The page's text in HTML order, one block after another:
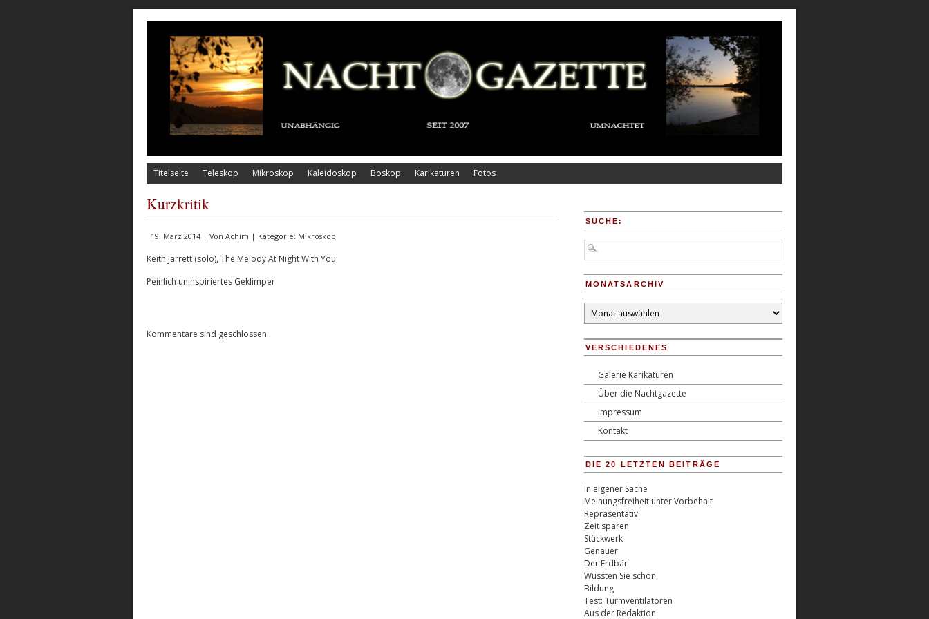
Titelseite Teleskop Mikroskop Kaleidoskop Boskop Karikaturen Fotos
Kurzkritik
19. März 2014 | Von Achim | Kategorie: Mikroskop
Keith Jarrett (solo), The Melody At Night With You:
Peinlich uninspiriertes Geklimper
Kommentare sind geschlossen
SUCHE:
MONATSARCHIV
Monatsarchiv
VERSCHIEDENES
Galerie Karikaturen
Über die Nachtgazette
Impressum
Kontakt
DIE 20 LETZTEN BEITRÄGE
In eigener Sache
Meinungsfreiheit unter Vorbehalt
Repräsentativ
Zeit sparen
Stückwerk
Genauer
Der Erdbär
Wussten Sie schon,
Bildung
Test: Turmventilatoren
Aus der Redaktion